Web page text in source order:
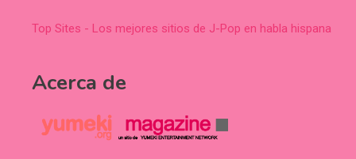
Top Sites - Los mejores sitios de J-Pop en habla hispana
Acerca de